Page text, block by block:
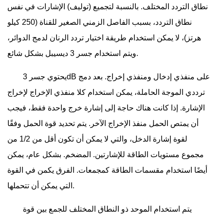
نطاق التردد المختلف. بالنسبة لتجميع (توليف) الإشارات في نفس
نطاق التردد، بسبب الفاصل الزمني الصغير للقناة (250 كيلو
هرتز)، لا يمكن استخدام طريقة اختيار تردد الرنان لدمج الدوائر،
ويتم استخدام جسر 3 ديسيبل بشكل شائع.
ترددي الموجة الحاملة، يمكن استخدام كلا منفذي الإخراج لإخراج
الإشارة. إذا كانت هناك حاجة إلى إشارة خرج واحدة فقط، فيجب
أن يمتص الحمل منفذ الإخراج الآخر. يتم تحديد قوة الحمل وفقًا
لقوة إشارة الدخل، والتي لا يمكن أن تكون أقل من 1/2 من
مجموع مستويات الطاقة للإشارتين. المضخم. بشكل عام، يمكن
أيضًا استخدام مقسمات الطاقة كمجمعات. الفرق يكمن في القوة
التي يمكن أن تتحملها.